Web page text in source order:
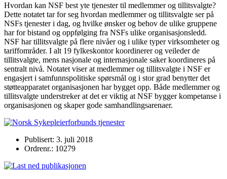
Hvordan kan NSF best yte tjenester til medlemmer og tillitsvalgte?
Dette notatet tar for seg hvordan medlemmer og tillitsvalgte ser på
NSFs tjenester i dag, og hvilke ønsker og behov de ulike gruppene
har for bistand og oppfølging fra NSFs ulike organisasjonsledd.
NSF har tillitsvalgte på flere nivåer og i ulike typer virksomheter og
tariffområder. I alt 19 fylkeskontor koordinerer og veileder de
tillitsvalgte, mens nasjonale og internasjonale saker koordineres på
sentralt nivå. Notatet viser at medlemmer og tillitsvalgte i NSF er
engasjert i samfunnspolitiske spørsmål og i stor grad benytter det
støtteapparatet organisasjonen har bygget opp. Både medlemmer og
tillitsvalgte understreker at det er viktig at NSF bygger kompetanse i
organisasjonen og skaper gode samhandlingsarenaer.
Publisert: 3. juli 2018
Ordrenr.: 10279